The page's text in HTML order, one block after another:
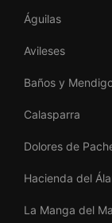
Águilas
Avileses
Baños y
Calasparra
Dolores de
Hacienda del
La Manga del